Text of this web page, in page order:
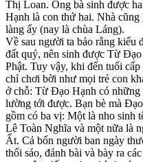
Thị Loan. Ông bà sinh được
Hạnh là con thứ hai. Nhà cũng
làng ấy (nay là chùa Láng).
Về sau người ta bảo rằng kiểu
đất quý, nên sinh được Từ
Phật. Tuy vậy, khi đến tuổi
chỉ chơi bời như mọi trẻ con
ở chỗ: Từ Đạo Hạnh có
lường tới được. Bạn bè mà
gồm có ba vị: Một là nho sinh
Lê Toàn Nghĩa và một nữa là
Ất. Cả bốn người ban ngày
thổi sáo, đánh bài và bày ra